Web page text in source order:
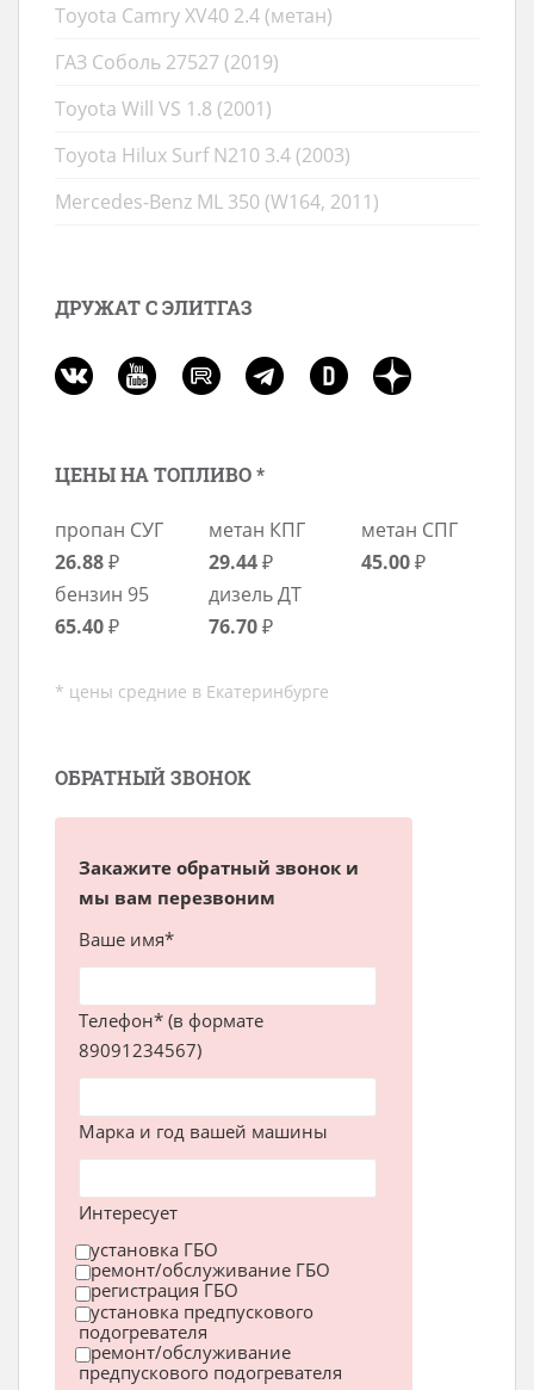
Toyota Camry XV40 2.4 (метан)
ГАЗ Соболь 27527 (2019)
Toyota Will VS 1.8 (2001)
Toyota Hilux Surf N210 3.4 (2003)
Mercedes-Benz ML 350 (W164, 2011)
ДРУЖАТ С ЭЛИТГАЗ
ЦЕНЫ НА ТОПЛИВО *
пропан СУГ
26.88₽
метан КПГ
29.44₽
метан СПГ
45.00₽
бензин 95
65.40₽
дизель ДТ
76.70₽
* цены средние в Екатеринбурге
ОБРАТНЫЙ ЗВОНОК
Закажите обратный звонок и
мы вам перезвоним
Ваше имя*
Телефон* (в формате
89091234567)
Марка и год вашей машины
Интересует
установка ГБО
ремонт/обслуживание ГБО
регистрация ГБО
установка предпускового
подогревателя
ремонт/обслуживание
предпускового подогревателя